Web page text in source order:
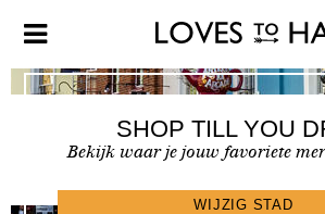
SHOP TILL YOU
Bekijk waar je jouw favoriete
SHOPFINDER >
WIJZIG STAD